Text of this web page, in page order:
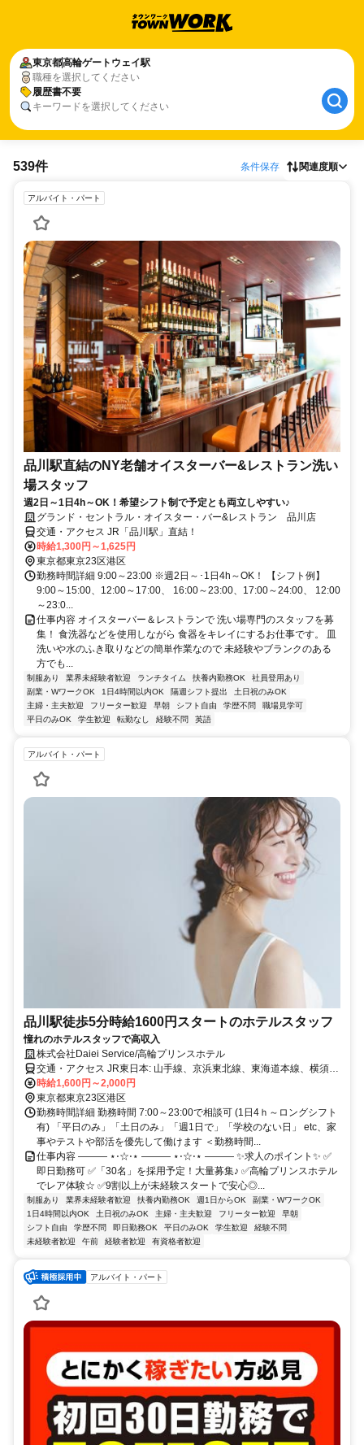
東京都高輪ゲートウェイ駅
職種を選択してください
履歴書不要
キーワードを選択してください
539件 条件保存 関連度順
アルバイト・パート
品川駅直結のNY老舗オイスターバー&レストラン洗い
場スタッフ
週2日～1日4h～OK！希望シフト制で予定とも両立しやすい♪
グランド・セントラル・オイスター・バー&レストラン 品川店
交通・アクセス JR「品川駅」直結！
時給1,300円～1,625円
東京都東京23区港区
勤務時間詳細 9:00～23:00 ※週2日～･1日4h～OK！ 【シフト例】
9:00～15:00、12:00～17:00、 16:00～23:00、17:00～24:00、 12:00
～23:0...
仕事内容 オイスターバー＆レストランで 洗い場専門のスタッフを募
集！ 食洗器などを使用しながら 食器をキレイにするお仕事です。 皿
洗いや水のふき取りなどの簡単作業なので 未経験やブランクのある
方でも...
制服あり 業界未経験者歓迎 ランチタイム 扶養内勤務OK
社員登用あり
副業・WワークOK
1日4時間以内OK 隔週シフト提出
土日祝のみOK
主婦・主夫歓迎
フリーター歓迎 早朝 シフト自由 学歴不問
職場見学可
平日のみOK
学生歓迎 転勤なし 経験不問 英語
アルバイト・パート
品川駅徒歩5分時給1600円スタートのホテルスタッフ
憧れのホテルスタッフで高収入
株式会社Daiei Service/高輪プリンスホテル
交通・アクセス JR東日本: 山手線、京浜東北線、東海道本線、横須賀
線、成田エクスプレス 京急電鉄: 京急本線、空港線から徒歩で約5
分。 都営地下鉄浅草線 高輪台駅A１出口から徒歩で約3分。
時給1,600円～2,000円
東京都東京23区港区
勤務時間詳細 勤務時間 7:00～23:00で相談可 (1日4ｈ～ロングシフト
有) 「平日のみ」「土日のみ」「週1日で」「学校のない日」 etc、家
事やテストや部活を優先して働けます ＜勤務時間...
仕事内容 ――― ⋆⋅☆⋅⋆ ――― ⋆⋅☆⋅⋆ ――― ✨求人のポイント✨ ✅
即日勤務可 ✅「30名」を採用予定！大量募集♪ ✅高輪プリンスホテル
でレア体験☆ ✅9割以上が未経験スタートで安心◎...
制服あり 業界未経験者歓迎 扶養内勤務OK 週1日からOK
副業・WワークOK
1日4時間以内OK
土日祝のみOK 主婦・主夫歓迎 フリーター歓迎
早朝
シフト自由
学歴不問 即日勤務OK 平日のみOK 学生歓迎
経験不問
未経験者歓迎
午前 経験者歓迎 有資格者歓迎
アルバイト・パート